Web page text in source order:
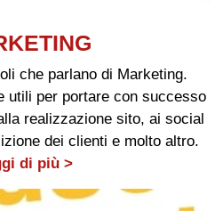
che parlano di Marketing.
utili per portare con successo
realizzazione sito, ai social
dei clienti e molto altro.
di più >